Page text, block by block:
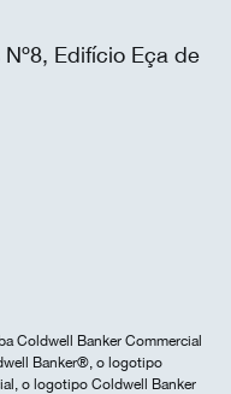
Edifício Eça de
Coldwell Banker Commercial
Banker®, o logotipo
o logotipo Coldwell Banker